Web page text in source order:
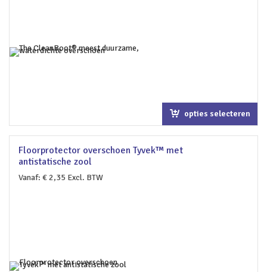
opties selecteren
Floorprotector overschoen Tyvek™ met
antistatische zool
Vanaf: €2,35 Excl. BTW